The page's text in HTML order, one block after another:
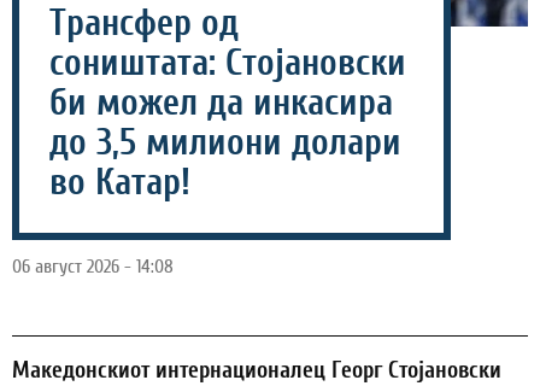
Трансфер од
соништата: Стојановски
би можел да инкасира
до 3,5 милиони долари
во Катар!
06 август 2026 - 14:08
Македонскиот интернационалец Георг Стојановски